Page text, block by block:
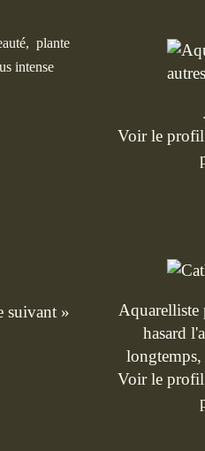
plante
intense
suivant »
Voir le
Aquarelliste
hasard
longtemps,
Voir le